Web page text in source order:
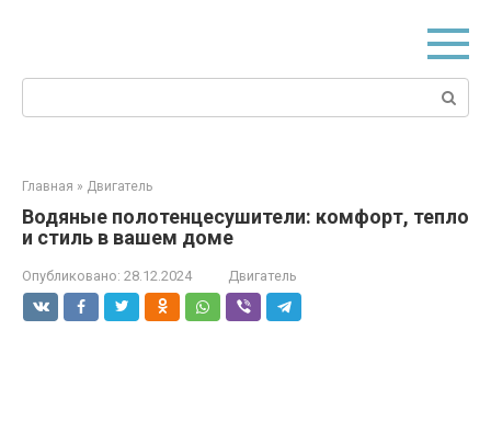
Главная » Двигатель
Водяные полотенцесушители: комфорт, тепло
и стиль в вашем доме
Опубликовано: 28.12.2024 Двигатель